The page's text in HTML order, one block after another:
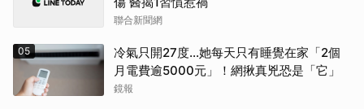
聯合新聞網
05
冷氣只開27度…她每天只有睡覺在家「2個
月電費逾5000元」！網揪真兇恐是「它」
鏡報